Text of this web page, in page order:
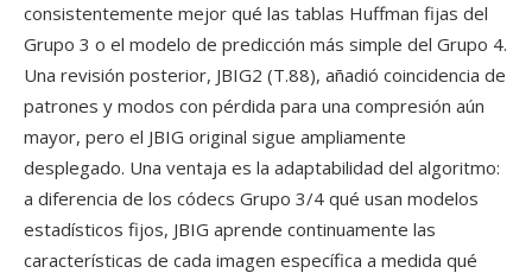
consistentemente mejor qué las tablas Huffman fijas del
Grupo 3 o el modelo de predicción más simple del Grupo 4.
Una revisión posterior, JBIG2 (T.88), añadió coincidencia de
patrones y modos con pérdida para una compresión aún
mayor, pero el JBIG original sigue ampliamente
desplegado. Una ventaja es la adaptabilidad del algoritmo:
a diferencia de los códecs Grupo 3/4 qué usan modelos
estadísticos fijos, JBIG aprende continuamente las
características de cada imagen específica a medida qué